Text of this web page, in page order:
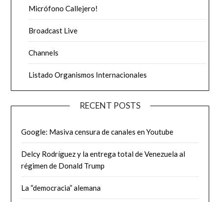
Micrófono Callejero!
Broadcast Live
Channels
Listado Organismos Internacionales
RECENT POSTS
Google: Masiva censura de canales en Youtube
Delcy Rodríguez y la entrega total de Venezuela al
régimen de Donald Trump
La “democracia” alemana